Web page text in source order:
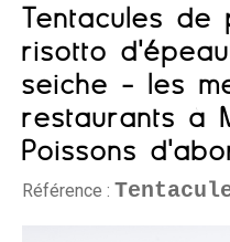
Tentacules de
risotto
seiche - les
restaurants à
Poissons
Référence :